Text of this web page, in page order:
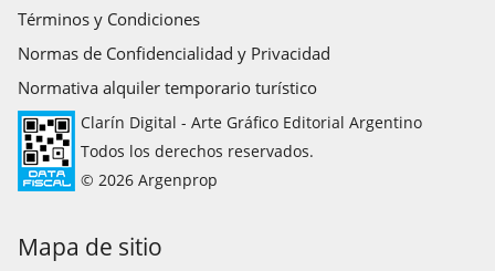
Términos y Condiciones
Normas de Confidencialidad y Privacidad
Normativa alquiler temporario turístico
Clarín Digital - Arte Gráfico Editorial Argentino
Todos los derechos reservados.
© 2026 Argenprop
Mapa de sitio